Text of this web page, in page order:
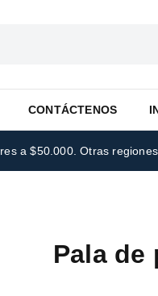
CONTÁCTENOS
a $50.000. Otras
Pala de